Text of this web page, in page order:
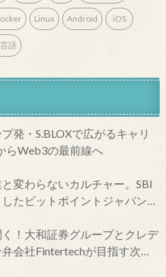
Linux Android iOS
語
発・S.BLOXで広がるキャリ
らWeb3の最前線へ
変わらないカルチャー。SBI
たビットポイントジャパンの
てみた！
！大和証券グループとクレデ
会社Fintertechが目指す次世
とは